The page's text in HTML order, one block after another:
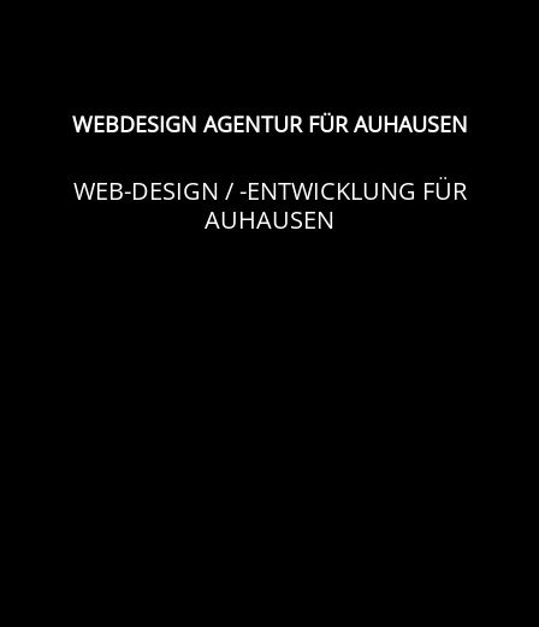
WEBDESIGN AGENTUR FÜR AUHAUSEN
WEB-DESIGN / -ENTWICKLUNG FÜR
AUHAUSEN